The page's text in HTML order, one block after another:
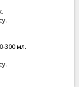
300 мл.